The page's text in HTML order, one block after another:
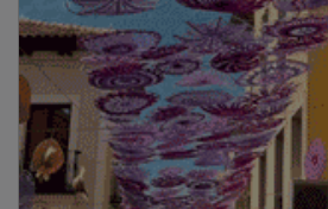
Europa.
“Son referentes fundamentales
jóvenes. Verlas competir es una
para seguir creciendo dentro de
explicó.
La competición reunirá a cerca